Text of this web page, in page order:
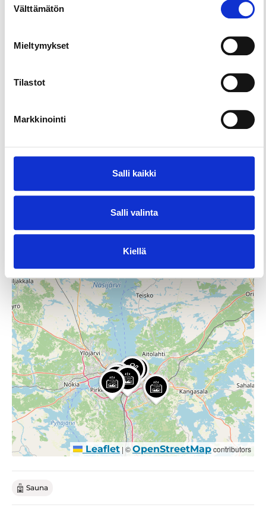
valinta
Välttämätön
Mieltymykset
Tilastot
Markkinointi
Salli kaikki
Salli valinta
Kiellä
Kohteet ja kartta
−
Leaflet | ©OpenStreetMapcontributors
Sauna